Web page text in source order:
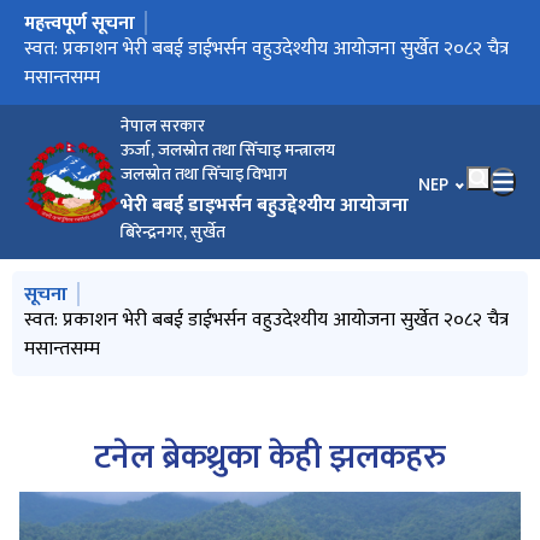
नेपाल सरकार
ऊर्जा, जलस्रोत तथा सिँचाइ मन्त्रालय
जलस्रोत तथा सिँचाइ विभाग
भेरी बबई डाइभर्सन बहुउद्देश्यीय आयोजना
बिरेन्द्रनगर, सुर्खेत
भाषा चयन गर्नुहोस्
NEP
मुख्य नेभिगेसनमा जानुहोस्
महत्त्वपूर्ण सूचना
प्रसारण लाईनको वातावरणीय अध्ययनको क्षेत्र निर्धारणको लागि
सार्वजनिक सूचना
स्वत: प्रकाशन भेरी बबई डाईभर्सन वहुउदेश्यीय आयोजना सुर्खेत २०८२ चैत्र
मसान्तसम्म
आर्थिक वर्ष २०८१/०८२ सम्मको प्रगति विवरण सम्बन्धमा
सूचनाको हक सम्बन्धि प्रगति २०८२ श्रावण १ देखि असोज मसान्तसम्म
मुख्य नेभिगेसनमा जानुहोस्
सूचना
प्रसारण लाईनको वातावरणीय अध्ययनको क्षेत्र निर्धारणको लागि
सार्वजनिक सूचना
स्वत: प्रकाशन भेरी बबई डाईभर्सन वहुउदेश्यीय आयोजना सुर्खेत २०८२ चैत्र
मसान्तसम्म
सूचनाको हक सम्बन्धि प्रगति २०८२ श्रावण १ देखि असोज मसान्तसम्म
टनेल ब्रेकथ्रुका केही झलकहरु